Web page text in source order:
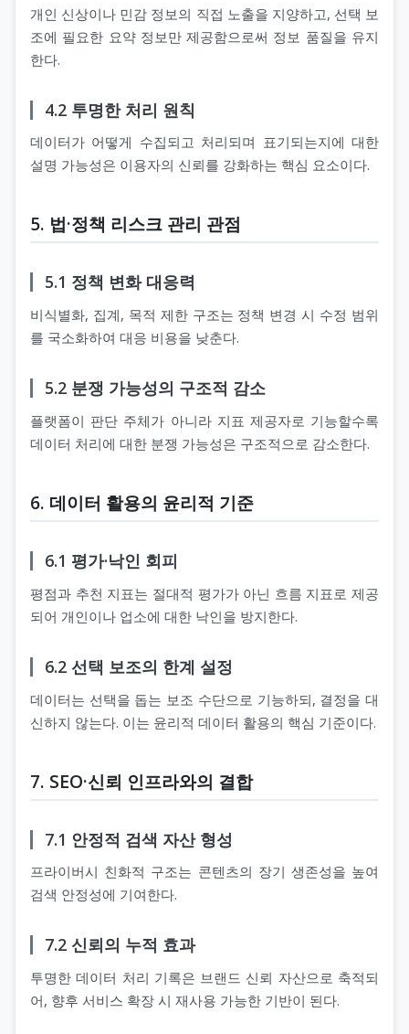
개인 신상이나 민감 정보의 직접 노출을 지양하고, 선택 보
조에 필요한 요약 정보만 제공함으로써 정보 품질을 유지
한다.
4.2 투명한 처리 원칙
데이터가 어떻게 수집되고 처리되며 표기되는지에 대한
설명 가능성은 이용자의 신뢰를 강화하는 핵심 요소이다.
5. 법·정책 리스크 관리 관점
5.1 정책 변화 대응력
비식별화, 집계, 목적 제한 구조는 정책 변경 시 수정 범위
를 국소화하여 대응 비용을 낮춘다.
5.2 분쟁 가능성의 구조적 감소
플랫폼이 판단 주체가 아니라 지표 제공자로 기능할수록
데이터 처리에 대한 분쟁 가능성은 구조적으로 감소한다.
6. 데이터 활용의 윤리적 기준
6.1 평가·낙인 회피
평점과 추천 지표는 절대적 평가가 아닌 흐름 지표로 제공
되어 개인이나 업소에 대한 낙인을 방지한다.
6.2 선택 보조의 한계 설정
데이터는 선택을 돕는 보조 수단으로 기능하되, 결정을 대
신하지 않는다. 이는 윤리적 데이터 활용의 핵심 기준이다.
7. SEO·신뢰 인프라와의 결합
7.1 안정적 검색 자산 형성
프라이버시 친화적 구조는 콘텐츠의 장기 생존성을 높여
검색 안정성에 기여한다.
7.2 신뢰의 누적 효과
투명한 데이터 처리 기록은 브랜드 신뢰 자산으로 축적되
어, 향후 서비스 확장 시 재사용 가능한 기반이 된다.